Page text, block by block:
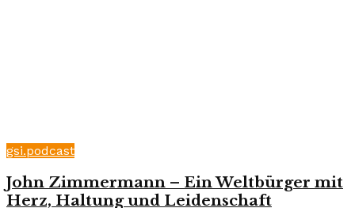
gsi.podcast
John Zimmermann – Ein Weltbürger mit
Herz, Haltung und Leidenschaft